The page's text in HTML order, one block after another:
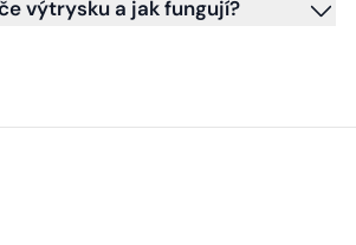
výtrysku a jak fungují?